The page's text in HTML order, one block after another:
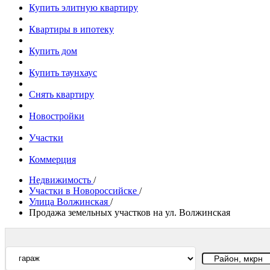
Купить элитную квартиру
Квартиры в ипотеку
Купить дом
Купить таунхаус
Снять квартиру
Новостройки
Участки
Коммерция
Недвижимость /
Участки в Новороссийске /
Улица Волжинская /
Продажа земельных участков на ул. Волжинская